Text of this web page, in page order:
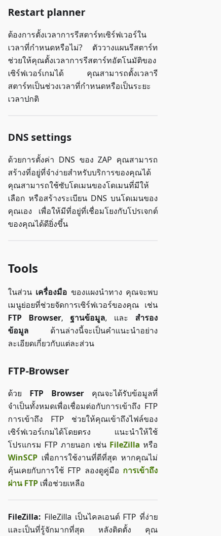
Restart planner
ต้องการตั้งเวลาการรีสตาร์ทเซิร์ฟเวอร์ใน
เวลาที่กำหนดหรือไม่? ตัววางแผนรีสตาร์ท
ช่วยให้คุณตั้งเวลาการรีสตาร์ทอัตโนมัติของ
เซิร์ฟเวอร์เกมได้ คุณสามารถตั้งเวลารี
สตาร์ทเป็นช่วงเวลาที่กำหนดหรือเป็นระยะ
เวลาปกติ
DNS settings
ด้วยการตั้งค่า DNS ของ ZAP คุณสามารถ
สร้างที่อยู่ที่จำง่ายสำหรับบริการของคุณได้
คุณสามารถใช้ซับโดเมนของโดเมนที่มีให้
เลือก หรือสร้างระเบียน DNS บนโดเมนของ
คุณเอง เพื่อให้มีที่อยู่ที่เชื่อมโยงกับโปรเจกต์
ของคุณได้ดียิ่งขึ้น
Tools
ในส่วน เครื่องมือ ของแผงนำทาง คุณจะพบ
เมนูย่อยที่ช่วยจัดการเซิร์ฟเวอร์ของคุณ เช่น
FTP Browser, ฐานข้อมูล, และ สำรอง
ข้อมูล ด้านล่างนี้จะเป็นคำแนะนำอย่าง
ละเอียดเกี่ยวกับแต่ละส่วน
FTP-Browser
ด้วย FTP Browser คุณจะได้รับข้อมูลที่
จำเป็นทั้งหมดเพื่อเชื่อมต่อกับการเข้าถึง FTP
การเข้าถึง FTP ช่วยให้คุณเข้าถึงไฟล์ของ
เซิร์ฟเวอร์เกมได้โดยตรง แนะนำให้ใช้
โปรแกรม FTP ภายนอก เช่น FileZilla หรือ
WinSCP เพื่อการใช้งานที่ดีที่สุด หากคุณไม่
คุ้นเคยกับการใช้ FTP ลองดูคู่มือ การเข้าถึง
ผ่าน FTP เพื่อช่วยเหลือ
FileZilla: FileZilla เป็นไคลเอนต์ FTP ที่ง่าย
และเป็นที่รู้จักมากที่สุด หลังติดตั้ง คุณ